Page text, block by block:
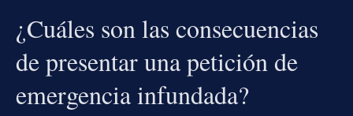
¿Cuáles son las consecuencias
de presentar una petición de
emergencia infundada?